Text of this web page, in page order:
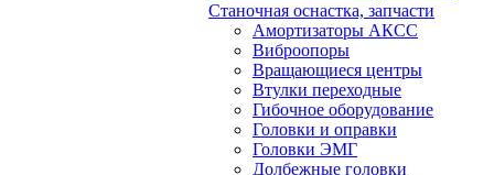
Станочная оснастка, запчасти
Амортизаторы АКСС
Виброопоры
Вращающиеся центры
Втулки переходные
Гибочное оборудование
Головки и оправки
Головки ЭМГ
Долбежные головки